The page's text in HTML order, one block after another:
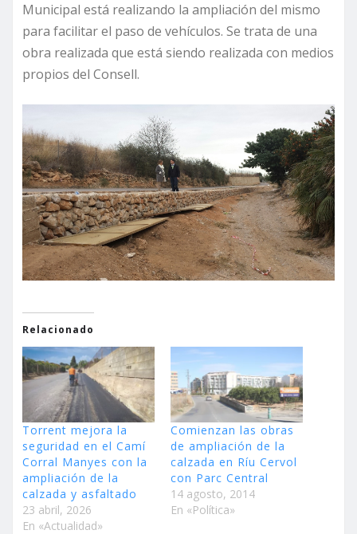
Municipal está realizando la ampliación del mismo
para facilitar el paso de vehículos. Se trata de una
obra realizada que está siendo realizada con medios
propios del Consell.
Relacionado
Torrent mejora la
seguridad en el Camí
Corral Manyes con la
ampliación de la
calzada y asfaltado
23 abril, 2026
En «Actualidad»
Comienzan las obras
de ampliación de la
calzada en Ríu Cervol
con Parc Central
14 agosto, 2014
En «Política»